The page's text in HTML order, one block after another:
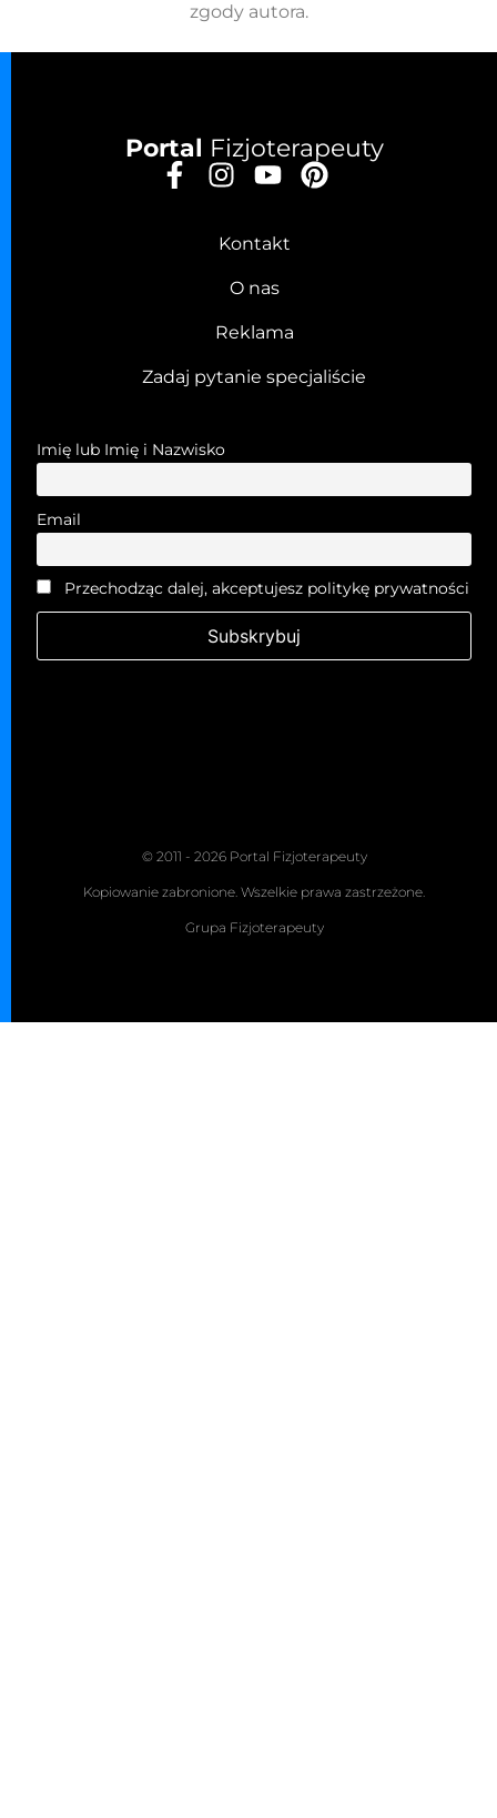
zgody autora.
Portal Fizjoterapeuty
Kontakt
O nas
Reklama
Zadaj pytanie specjaliście
Imię lub Imię i Nazwisko
Email
Przechodząc dalej, akceptujesz politykę prywatności
© 2011 - 2026 Portal Fizjoterapeuty
Kopiowanie zabronione. Wszelkie prawa zastrzeżone.
Grupa Fizjoterapeuty